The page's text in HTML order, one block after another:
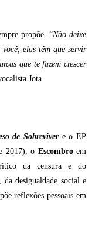
propõe. “Não deixe
elas têm que servir
que te fazem crescer
Jota.
de Sobrevivere o EP
2017), o Escombroem
da censura e do
desigualdade social e
reflexões pessoais em